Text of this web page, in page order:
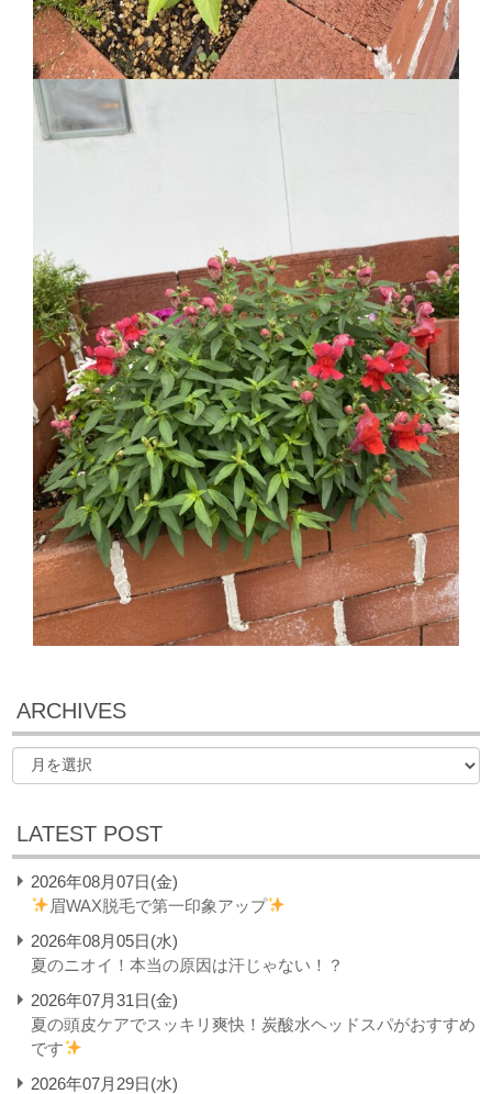
ARCHIVES
LATEST POST
2026年08月07日(金)
眉WAX脱毛で第一印象アップ
2026年08月05日(水)
夏のニオイ！本当の原因は汗じゃない！？
2026年07月31日(金)
夏の頭皮ケアでスッキリ爽快！炭酸水ヘッドスパがおすすめ
です
2026年07月29日(水)